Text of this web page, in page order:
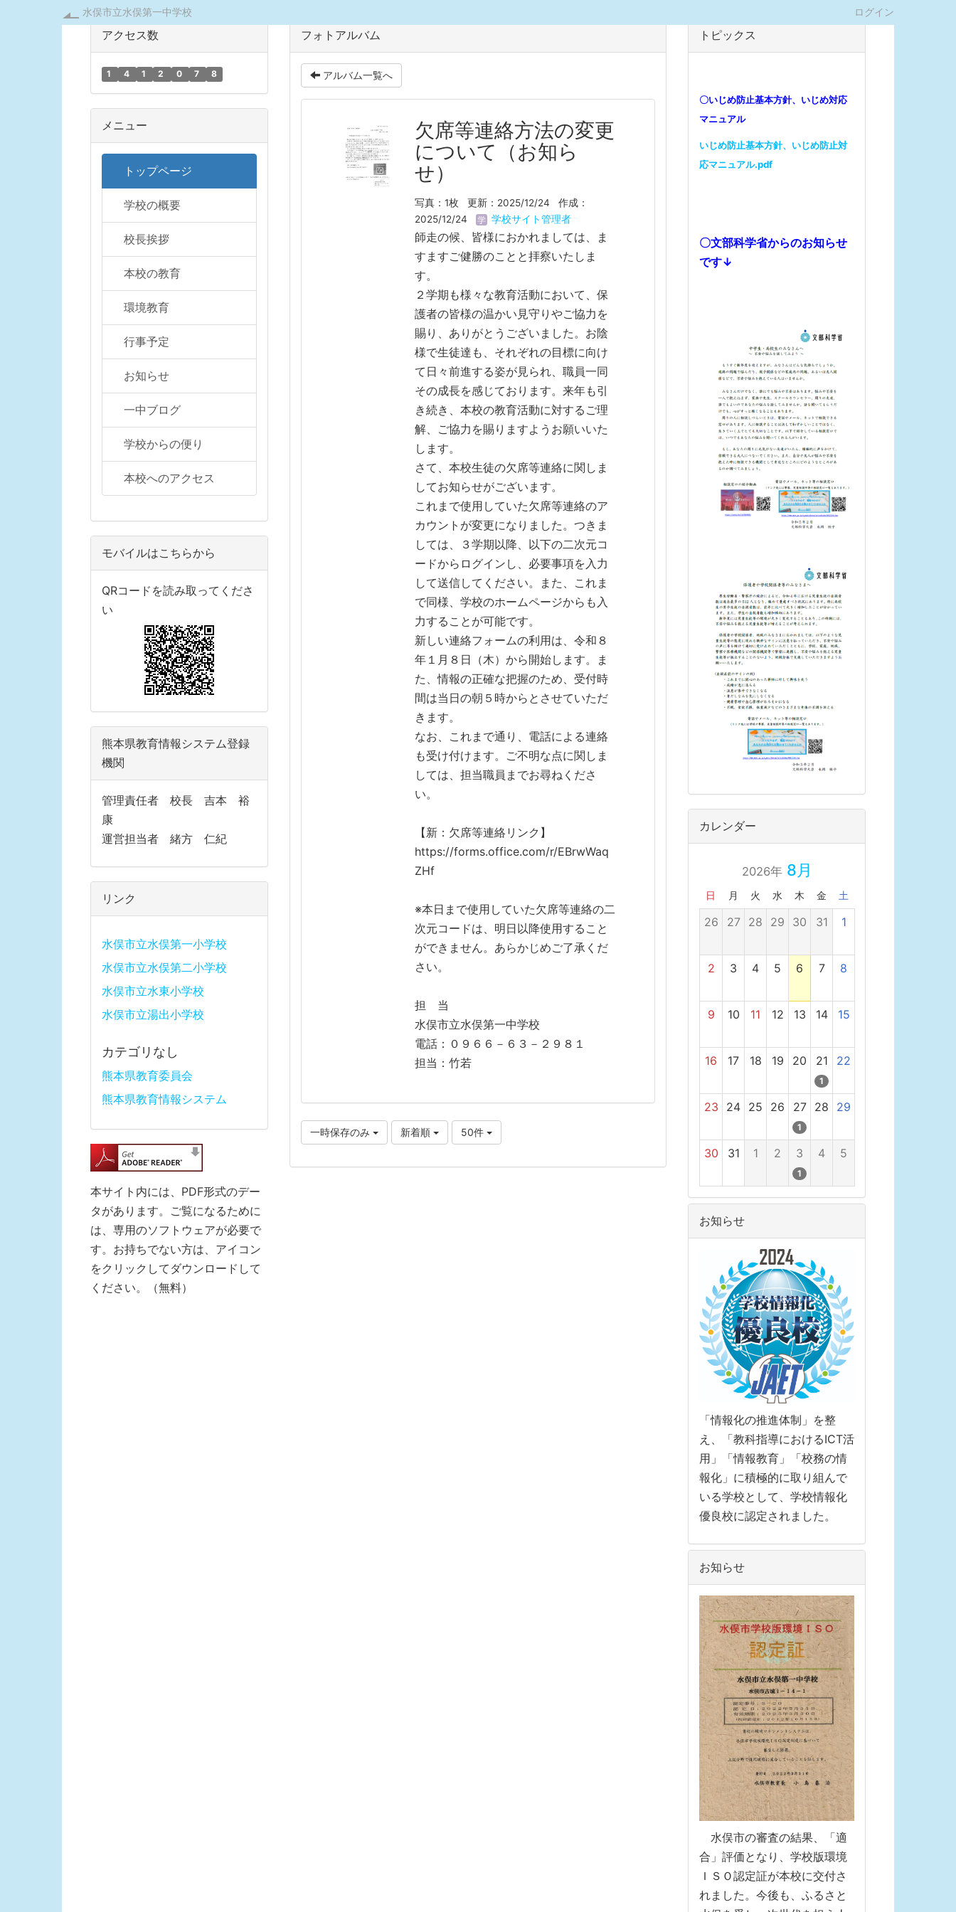
水俣市立水俣第一中学校 ログイン
フォトアルバム
アルバム一覧へ
欠席等連絡方法の変更
について（お知ら
せ）
写真：1枚 更新：2025/12/24
作成：
2025/12/24
学校サイト管理者
師走の候、皆様におかれましては、ま
すますご健勝のことと拝察いたしま
す。
２学期も様々な教育活動において、保
護者の皆様の温かい見守りやご協力を
賜り、ありがとうございました。お陰
様で生徒達も、それぞれの目標に向け
て日々前進する姿が見られ、職員一同
その成長を感じております。来年も引
き続き、本校の教育活動に対するご理
解、ご協力を賜りますようお願いいた
します。
さて、本校生徒の欠席等連絡に関しま
してお知らせがございます。
これまで使用していた欠席等連絡のア
カウントが変更になりました。つきま
しては、３学期以降、以下の二次元コ
ードからログインし、必要事項を入力
して送信してください。また、これま
で同様、学校のホームページからも入
力することが可能です。
新しい連絡フォームの利用は、令和８
年１月８日（木）から開始します。ま
た、情報の正確な把握のため、受付時
間は当日の朝５時からとさせていただ
きます。
なお、これまで通り、電話による連絡
も受け付けます。ご不明な点に関しま
しては、担当職員までお尋ねくださ
い。
【新：欠席等連絡リンク】
https://forms.office.com/r/EBrwWaq
ZHf
※本日まで使用していた欠席等連絡の二
次元コードは、明日以降使用すること
ができません。あらかじめご了承くだ
さい。
担 当
水俣市立水俣第一中学校
電話：０９６６－６３－２９８１
担当：竹若
一時保存のみ 新着順 50件
アクセス数
1 4 1 2 0 7 8
メニュー
トップページ
学校の概要
校長挨拶
本校の教育
環境教育
行事予定
お知らせ
一中ブログ
学校からの便り
本校へのアクセス
モバイルはこちらから
QRコードを読み取ってくださ
い
熊本県教育情報システム登録
機関
管理責任者 校長 吉本 裕
康
運営担当者 緒方 仁紀
リンク
水俣市立水俣第一小学校
水俣市立水俣第二小学校
水俣市立水東小学校
水俣市立湯出小学校
カテゴリなし
熊本県教育委員会
熊本県教育情報システム
本サイト内には、PDF形式のデー
タがあります。ご覧になるために
は、専用のソフトウェアが必要で
す。お持ちでない方は、アイコン
をクリックしてダウンロードして
ください。（無料）
トピックス
〇いじめ防止基本方針、いじめ対応
マニュアル
いじめ防止基本方針、いじめ防止対
応マニュアル.pdf
〇文部科学省からのお知らせ
です↓
カレンダー
2026年8月
日 月 火 水 木 金 土
26 27 28 29 30 31 1
2 3 4 5 6 7 8
9 10 11 12 13 14 15
16 17 18 19 20 21
1
22
23 24 25 26 27
1
28 29
30 31 1 2 3
1
4 5
お知らせ
「情報化の推進体制」を整
え、「教科指導におけるICT活
用」「情報教育」「校務の情
報化」に積極的に取り組んで
いる学校として、学校情報化
優良校に認定されました。
お知らせ
水俣市の審査の結果、「適
合」評価となり、学校版環境
ＩＳＯ認定証が本校に交付さ
れました。今後も、ふるさと